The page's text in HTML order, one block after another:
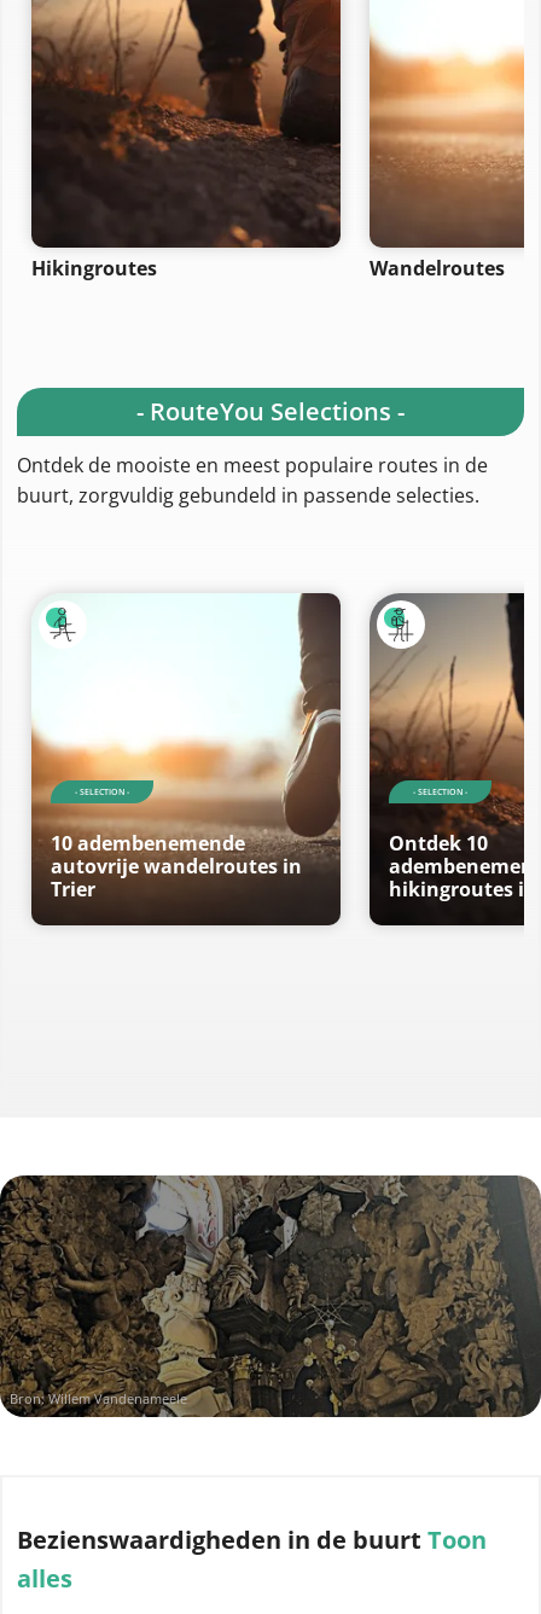
Hikingroutes Wandelroutes
- RouteYou Selections -
Ontdek de mooiste en meest populaire routes in de
buurt, zorgvuldig gebundeld in passende selecties.
- SELECTION -
10 adembenemende
autovrije wandelroutes in
Trier
- SELECTION -
Ontdek 10
hikingroutes in
Bron: Willem Vandenameele
Bezienswaardigheden in de buurt Toon
alles